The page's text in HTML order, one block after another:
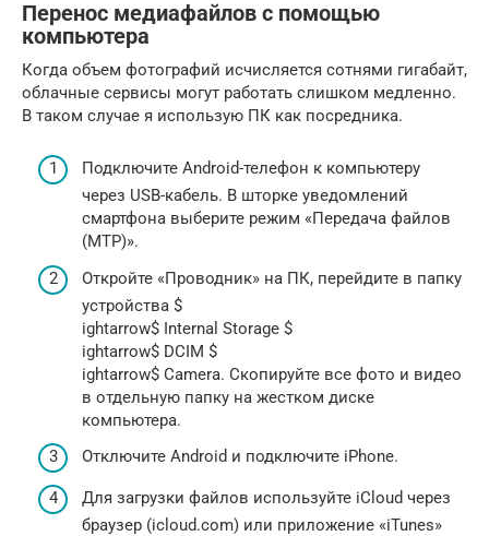
Перенос медиафайлов с помощью
компьютера
Когда объем фотографий исчисляется сотнями гигабайт,
облачные сервисы могут работать слишком медленно.
В таком случае я использую ПК как посредника.
Подключите Android-телефон к компьютеру
через USB-кабель. В шторке уведомлений
смартфона выберите режим «Передача файлов
(MTP)».
Откройте «Проводник» на ПК, перейдите в папку
устройства $
ightarrow$ Internal Storage $
ightarrow$ DCIM $
ightarrow$ Camera. Скопируйте все фото и видео
в отдельную папку на жестком диске
компьютера.
Отключите Android и подключите iPhone.
Для загрузки файлов используйте iCloud через
браузер (icloud.com) или приложение «iTunes»